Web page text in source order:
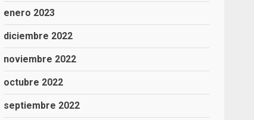
enero 2023
diciembre 2022
noviembre 2022
octubre 2022
septiembre 2022